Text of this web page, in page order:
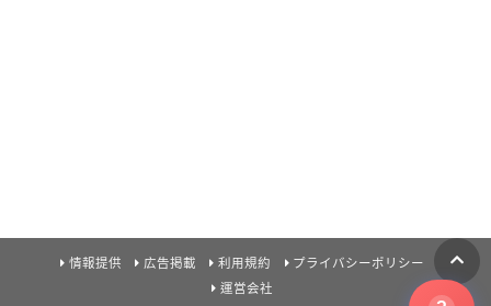
情報提供 広告掲載 利用規約
プライバシーポリシー
運営会社